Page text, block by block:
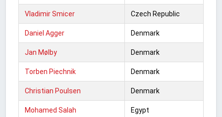
Vladimir Smicer Czech Republic
Daniel Agger Denmark
Jan Mølby Denmark
Torben Piechnik Denmark
Christian Poulsen Denmark
Mohamed Salah Egypt